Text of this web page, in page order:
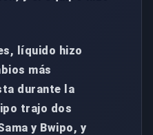
líquido hizo
más
durante la
trajo dos
y Bwipo, y